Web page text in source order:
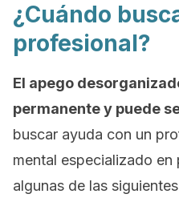
¿Cuándo
profesional?
El apego
permanente y puede
buscar ayuda con un
mental especializado en
algunas de las